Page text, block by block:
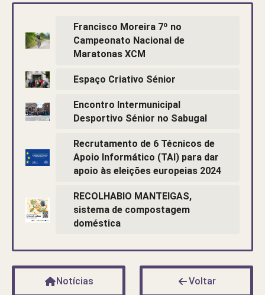
Francisco Moreira 7º no
Campeonato Nacional de
Maratonas XCM
Espaço Criativo Sénior
Encontro Intermunicipal
Desportivo Sénior no Sabugal
Recrutamento de 6 Técnicos de
Apoio Informático (TAI) para dar
apoio às eleições europeias 2024
RECOLHABIO MANTEIGAS,
sistema de compostagem
doméstica
Notícias Voltar